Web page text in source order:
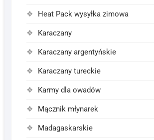
Heat Pack wysyłka zimowa
Karaczany
Karaczany argentyńskie
Karaczany tureckie
Karmy dla owadów
Mącznik młynarek
Madagaskarskie